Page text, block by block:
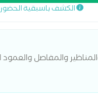
الكشف باسبقية الحضور
والمفاصل